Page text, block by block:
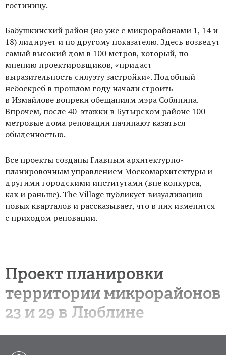
гостиницу.
Бабушкинский район (но уже с микрорайонами 1, 14 и
18) лидирует и по другому показателю. Здесь возведут
самый высокий дом в 100 метров, который, по
мнению проектировщиков, «придаст
выразительность силуэту застройки». Подобный
небоскреб в прошлом годуначали строить
в Измайлове вопреки обещаниям мэра Собянина.
Впрочем, после 40-этажки в Бутырском районе 100-
метровые дома реновации начинают казаться
обыденностью.
Все проекты созданы Главным архитектурно-
планировочным управлением Москомархитектуры и
другими городскими институтами (вне конкурса,
как и раньше). The Village публикует визуализацию
новых кварталов и рассказывает, что в них изменится
с приходом реновации.
Проект планировки
территории микрорайонов
23 и 29 в Люблине